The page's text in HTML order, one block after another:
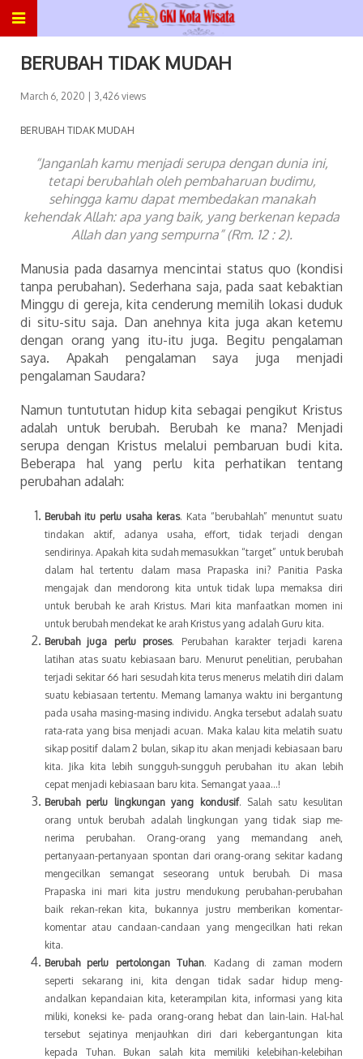
BERUBAH TIDAK MUDAH
March 6, 2020 | 3,426 views
BERUBAH TIDAK MUDAH
“Janganlah kamu menjadi serupa dengan dunia ini,
tetapi berubahlah oleh pembaharuan budimu,
sehingga kamu dapat membedakan manakah
kehendak Allah: apa yang baik, yang berkenan kepada
Allah dan yang sempurna” (Rm. 12 : 2).
Manusia pada dasarnya mencintai status quo (kondisi
tanpa perubahan). Sederhana saja, pada saat kebaktian
Minggu di gereja, kita cenderung memilih lokasi duduk
di situ-situ saja. Dan anehnya kita juga akan ketemu
dengan orang yang itu-itu juga. Begitu pengalaman
saya. Apakah pengalaman saya juga menjadi
pengalaman Saudara?
Namun tuntututan hidup kita sebagai pengikut Kristus
adalah untuk berubah. Berubah ke mana? Menjadi
serupa dengan Kristus melalui pembaruan budi kita.
Beberapa hal yang perlu kita perhatikan tentang
perubahan adalah:
Berubah itu perlu usaha keras. Kata “berubahlah” menuntut suatu
tindakan aktif, adanya usaha, effort, tidak terjadi dengan
sendirinya. Apakah kita sudah memasukkan “target” untuk berubah
dalam hal tertentu dalam masa Prapaska ini? Panitia Paska
mengajak dan mendorong kita untuk tidak lupa memaksa diri
untuk berubah ke arah Kristus. Mari kita manfaatkan momen ini
untuk berubah mendekat ke arah Kristus yang adalah Guru kita.
Berubah juga perlu proses. Perubahan karakter terjadi karena
latihan atas suatu kebiasaan baru. Menurut penelitian, perubahan
terjadi sekitar 66 hari sesudah kita terus menerus melatih diri dalam
suatu kebiasaan tertentu. Memang lamanya waktu ini bergantung
pada usaha masing-masing individu. Angka tersebut adalah suatu
rata-rata yang bisa menjadi acuan. Maka kalau kita melatih suatu
sikap positif dalam 2 bulan, sikap itu akan menjadi kebiasaan baru
kita. Jika kita lebih sungguh-sungguh perubahan itu akan lebih
cepat menjadi kebiasaan baru kita. Semangat yaaa…!
Berubah perlu lingkungan yang kondusif. Salah satu kesulitan
orang untuk berubah adalah lingkungan yang tidak siap me-
nerima perubahan. Orang-orang yang memandang aneh,
pertanyaan-pertanyaan spontan dari orang-orang sekitar kadang
mengecilkan semangat seseorang untuk berubah. Di masa
Prapaska ini mari kita justru mendukung perubahan-perubahan
baik rekan-rekan kita, bukannya justru memberikan komentar-
komentar atau candaan-candaan yang mengecilkan hati rekan
kita.
Berubah perlu pertolongan Tuhan. Kadang di zaman modern
seperti sekarang ini, kita dengan tidak sadar hidup meng-
andalkan kepandaian kita, keterampilan kita, informasi yang kita
miliki, koneksi ke- pada orang-orang hebat dan lain-lain. Hal-hal
tersebut sejatinya menjauhkan diri dari kebergantungan kita
kepada Tuhan. Bukan salah kita memiliki kelebihan-kelebihan